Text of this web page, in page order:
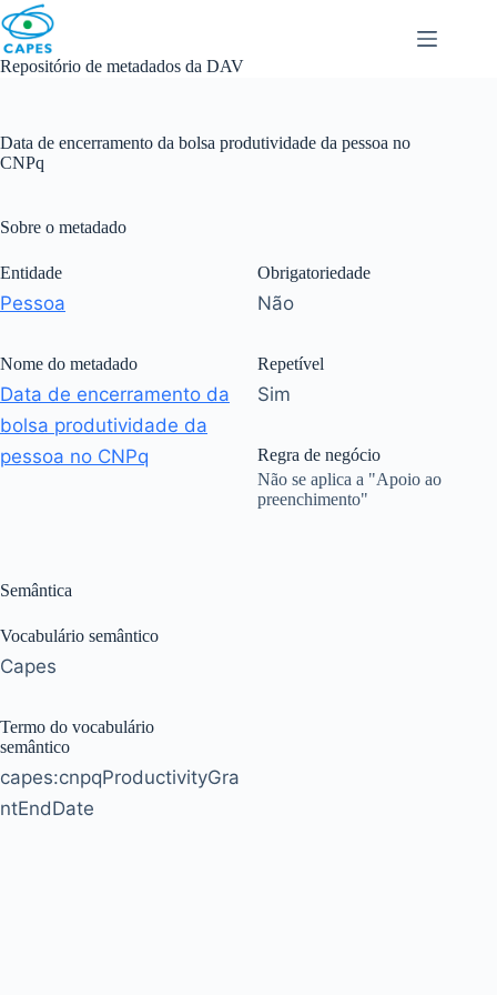
Skip
to
content
Repositório de metadados da DAV
Data de encerramento da bolsa produtividade da pessoa no
CNPq
Sobre o metadado
Entidade
Pessoa
Nome do metadado
Data de encerramento da
bolsa produtividade da
pessoa no CNPq
Obrigatoriedade
Não
Repetível
Sim
Regra de negócio
Não se aplica a "Apoio ao
preenchimento"
Semântica
Vocabulário semântico
Capes
Termo do vocabulário
semântico
capes:cnpqProductivityGra
ntEndDate